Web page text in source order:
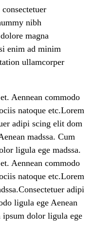
nibh
magna
enim ad minim
ullamcorper
Aennean commodo
natoque etc.Lorem
adipi scing elit dom
madssa. Cum
ligula ege madssa.
Aennean commodo
natoque etc.Lorem
adipi
ligula ege Aenean
ipsum dolor ligula ege